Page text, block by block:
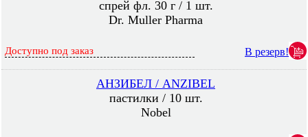
спрей фл. 30 г / 1 шт.
Dr. Muller Pharma
Доступно под заказ В резерв!
АНЗИБЕЛ / ANZIBEL
пастилки / 10 шт.
Nobel